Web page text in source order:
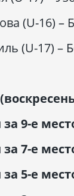
(U-16) –
(U-17) –
9-е
7-е
5-е